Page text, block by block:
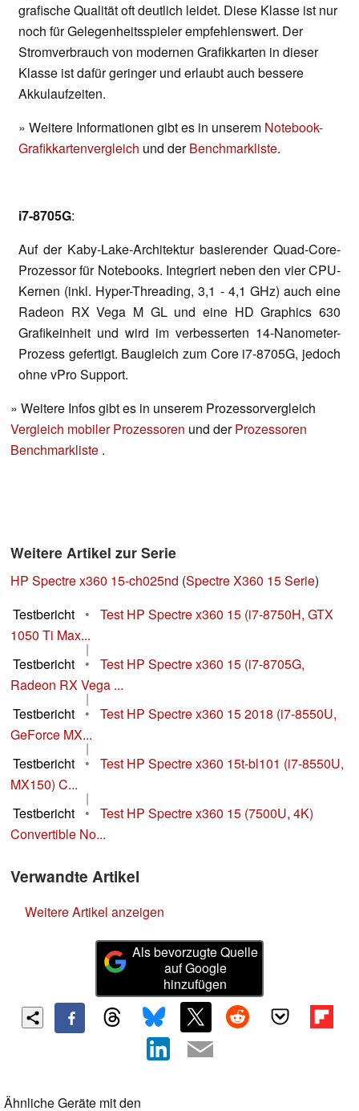
grafische Qualität oft deutlich leidet. Diese Klasse ist nur
noch für Gelegenheitsspieler empfehlenswert. Der
Stromverbrauch von modernen Grafikkarten in dieser
Klasse ist dafür geringer und erlaubt auch bessere
Akkulaufzeiten.
» Weitere Informationen gibt es in unserem Notebook-
Grafikkartenvergleich und derBenchmarkliste.
i7-8705G:
Auf der Kaby-Lake-Architektur basierender Quad-Core-
Prozessor für Notebooks. Integriert neben den vier CPU-
Kernen (inkl. Hyper-Threading, 3,1 - 4,1 GHz) auch eine
Radeon RX Vega M GL und eine HD Graphics 630
Grafikeinheit und wird im verbesserten 14-Nanometer-
Prozess gefertigt. Baugleich zum Core i7-8705G, jedoch
ohne vPro Support.
» Weitere Infos gibt es in unserem Prozessorvergleich
Vergleich mobiler Prozessoren und derProzessoren
Benchmarkliste .
Weitere Artikel zur Serie
HP Spectre x360 15-ch025nd (Spectre X360 15 Serie)
Testbericht
•
Test HP Spectre x360 15 (i7-8750H, GTX
1050 Ti Max...
|
Testbericht
•
Test HP Spectre x360 15 (i7-8705G,
Radeon RX Vega ...
|
Testbericht
•
Test HP Spectre x360 15 2018 (i7-8550U,
GeForce MX...
|
Testbericht
•
Test HP Spectre x360 15t-bl101 (i7-8550U,
MX150) C...
|
Testbericht
•
Test HP Spectre x360 15 (7500U, 4K)
Convertible No...
Verwandte Artikel
Weitere Artikel anzeigen
Als bevorzugte Quelle
auf Google
hinzufügen
Ähnliche Geräte mit den